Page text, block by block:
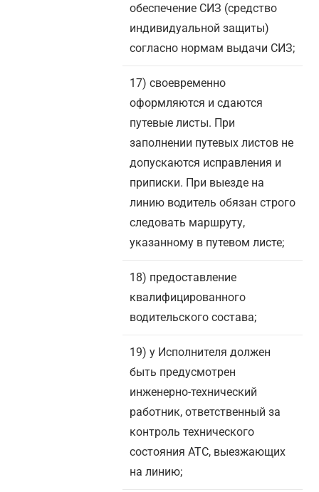
обеспечение СИЗ (средство
индивидуальной защиты)
согласно нормам выдачи СИЗ;
17) своевременно
оформляются и сдаются
путевые листы. При
заполнении путевых листов не
допускаются исправления и
приписки. При выезде на
линию водитель обязан строго
следовать маршруту,
указанному в путевом листе;
18) предоставление
квалифицированного
водительского состава;
19) у Исполнителя должен
быть предусмотрен
инженерно-технический
работник, ответственный за
контроль технического
состояния АТС, выезжающих
на линию;